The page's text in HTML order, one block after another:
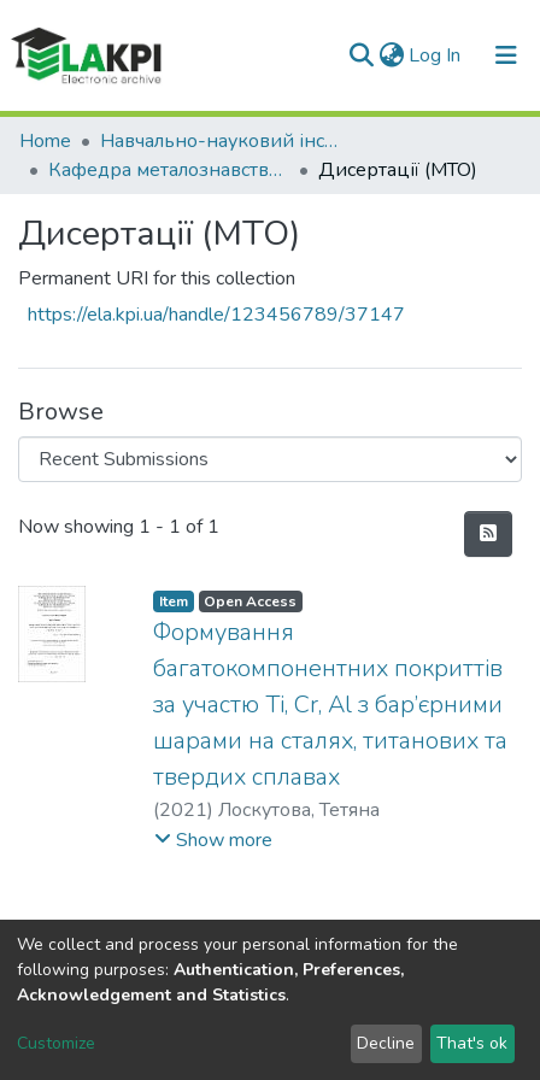
Log In (current)
Communities & Collections
All of DSpace
Statistics
Home
Навчально-науковий інститут матеріалознавства та зварювання ім. Є.О. Патона (НН ІМЗ ім. Є.О. Патона)
Кафедра металознавства та термічної обробки (МТО)
Дисертації (МТО)
Дисертації (МТО)
Permanent URI for this collection
https://ela.kpi.ua/handle/123456789/37147
Browse
Recent Submissions
Now showing 1 - 1 of 1
Item Open Access
Формування
багатокомпонентних покриттів
за участю Ti, Cr, Al з бар’єрними
шарами на сталях, титанових та
твердих сплавах
(2021) Лоскутова, Тетяна
Володимирівна
Show more
DSpace software copyright © 2002-2026 LYRASIS
Send Feedback
We collect and process your personal information for the
following purposes: Authentication, Preferences,
Acknowledgement and Statistics.
Customize Decline That's ok